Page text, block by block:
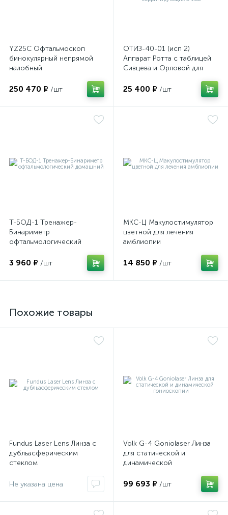
YZ25C Офтальмоскоп
бинокулярный непрямой
налобный
250 470 ₽ /шт
ОТИЗ-40-01 (исп 2)
Аппарат Ротта с таблицей
Сивцева и Орловой для
очков
25 400 ₽ /шт
Т-БОД-1 Тренажер-
Бинариметр
офтальмологический
3 960 ₽ /шт
МКС-Ц Макулостимулятор
цветной для лечения
амблиопии
14 850 ₽ /шт
Похожие товары
Fundus Laser Lens Линза с
дубльасферическим
стеклом
Не указана цена
Volk G-4 Goniolaser Линза
для статической и
динамической
99 693 ₽ /шт